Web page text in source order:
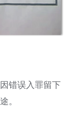
错误入罪留下
。